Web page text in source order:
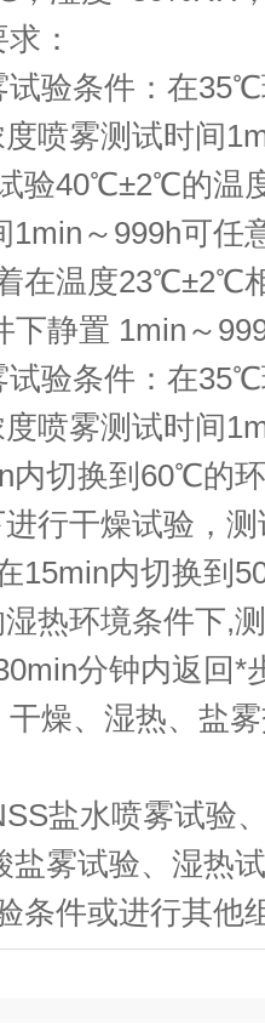
：
试验条件：在
喷雾测试时间
验40℃±2℃的温
1min～999h可任
在温度23℃±2℃
下静置 1min～
试验条件：在
喷雾测试时间
内切换到60℃的
行干燥试验，
15min内切换到
热环境条件下,
分钟内返回*
燥、湿热、盐
盐水喷雾试验
盐雾试验、湿热
条件或进行其他